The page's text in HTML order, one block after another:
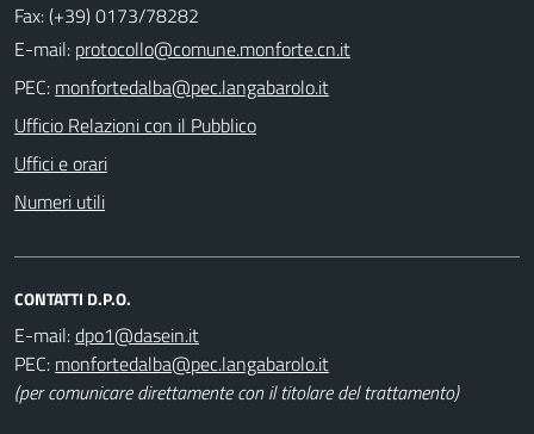
Fax: (+39) 0173/78282
E-mail:
PEC:
Ufficio Relazioni con il Pubblico
Uffici e orari
Numeri utili
CONTATTI D.P.O.
E-mail:
PEC:
(per comunicare direttamente con il titolare del trattamento)